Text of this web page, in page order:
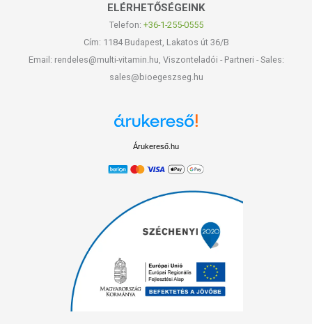
ELÉRHETŐSÉGEINK
Telefon: +36-1-255-0555
Cím: 1184 Budapest, Lakatos út 36/B
Email: rendeles@multi-vitamin.hu, Viszonteladói - Partneri - Sales:
sales@bioegeszseg.hu
Árukereső.hu